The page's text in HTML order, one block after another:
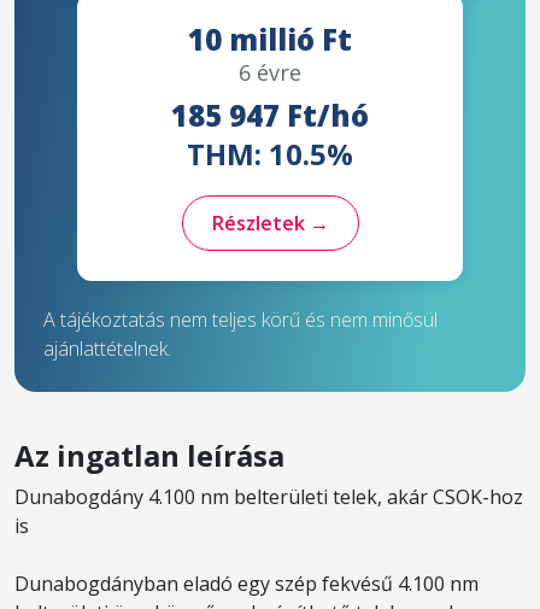
10 millió Ft
6 évre
185 947 Ft/hó
THM: 10.5%
Részletek →
A tájékoztatás nem teljes körű és nem minősül
ajánlattételnek.
Az ingatlan leírása
Dunabogdány 4.100 nm belterületi telek, akár CSOK-hoz
is
Dunabogdányban eladó egy szép fekvésű 4.100 nm